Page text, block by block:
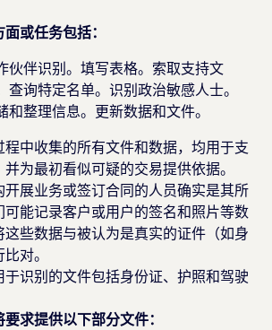
或任务包括：
伙伴识别。填写表格。索取支持文
查询特定名单。识别政治敏感人士。
和整理信息。更新数据和文件。
中收集的所有文件和数据，均用于支
为最初看似可疑的交易提供依据。
开展业务或签订合同的人员确实是其所
可能记录客户或用户的签名和照片等数
些数据与被认为是真实的证件（如身
对。
识别的文件包括身份证、护照和驾驶
求提供以下部分文件：